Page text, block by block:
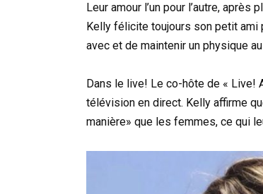
Leur amour l’un pour l’autre,
Kelly félicite toujours son petit ami
avec et de maintenir un physique
Dans le live! Le co-hôte de « Live!
télévision en direct. Kelly affirme
manière» que les femmes, ce qui